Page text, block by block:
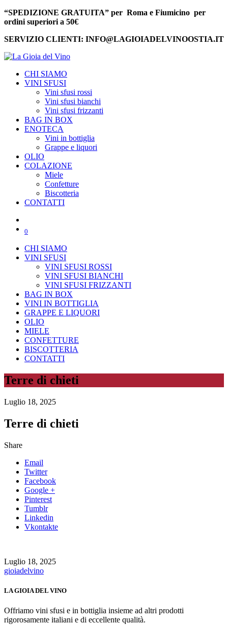
“SPEDIZIONE GRATUITA” per Roma e Fiumicino per
ordini superiori a 50€
SERVIZIO CLIENTI: INFO@LAGIOIADELVINOOSTIA.IT
CHI SIAMO
VINI SFUSI
Vini sfusi rossi
Vini sfusi bianchi
Vini sfusi frizzanti
BAG IN BOX
ENOTECA
Vini in bottiglia
Grappe e liquori
OLIO
COLAZIONE
Miele
Confetture
Biscotteria
CONTATTI
0
CHI SIAMO
VINI SFUSI
VINI SFUSI ROSSI
VINI SFUSI BIANCHI
VINI SFUSI FRIZZANTI
BAG IN BOX
VINI IN BOTTIGLIA
GRAPPE E LIQUORI
OLIO
MIELE
CONFETTURE
BISCOTTERIA
CONTATTI
Terre di chieti
Luglio 18, 2025
Terre di chieti
Share
Email
Twitter
Facebook
Google +
Pinterest
Tumblr
Linkedin
Vkontakte
Luglio 18, 2025
gioiadelvino
LA GIOIA DEL VINO
Offriamo vini sfusi e in bottiglia insieme ad altri prodotti
rigorosamente italiani e di eccellente qualità.